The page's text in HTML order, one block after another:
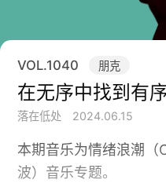
VOL.1040 朋克
在无序中找到有
落在低处 2024.06.15
本期音乐为情绪浪潮（
波）音乐专题。